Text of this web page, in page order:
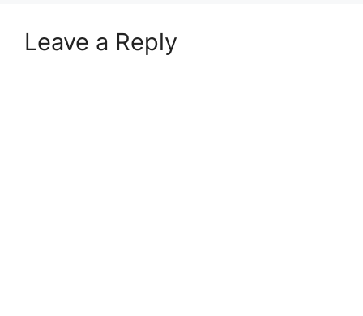
Leave a Reply